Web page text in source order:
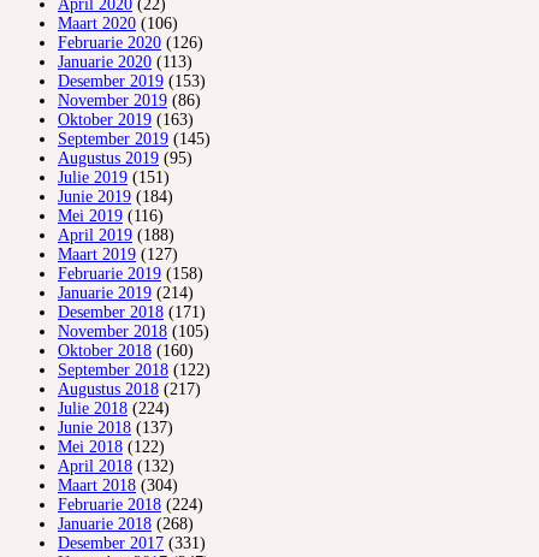
April 2020 (22)
Maart 2020 (106)
Februarie 2020 (126)
Januarie 2020 (113)
Desember 2019 (153)
November 2019 (86)
Oktober 2019 (163)
September 2019 (145)
Augustus 2019 (95)
Julie 2019 (151)
Junie 2019 (184)
Mei 2019 (116)
April 2019 (188)
Maart 2019 (127)
Februarie 2019 (158)
Januarie 2019 (214)
Desember 2018 (171)
November 2018 (105)
Oktober 2018 (160)
September 2018 (122)
Augustus 2018 (217)
Julie 2018 (224)
Junie 2018 (137)
Mei 2018 (122)
April 2018 (132)
Maart 2018 (304)
Februarie 2018 (224)
Januarie 2018 (268)
Desember 2017 (331)